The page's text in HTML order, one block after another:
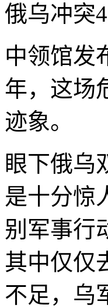
俄乌冲突
中领馆发
年，这场
迹象。
眼下俄乌
是十分惊
别军事行
其中仅仅
不足，乌